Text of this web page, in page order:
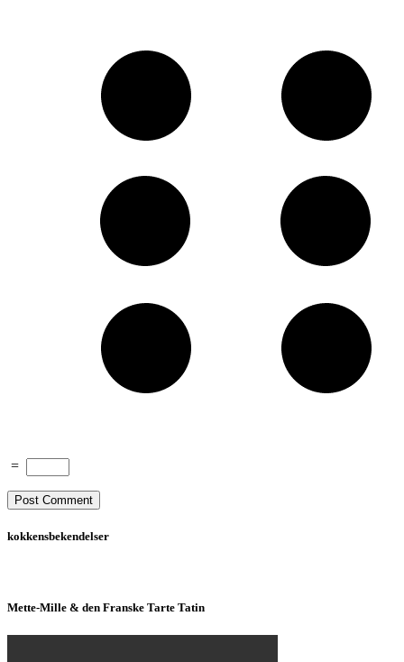
=
kokkensbekendelser
Mette-Mille & den Franske Tarte Tatin